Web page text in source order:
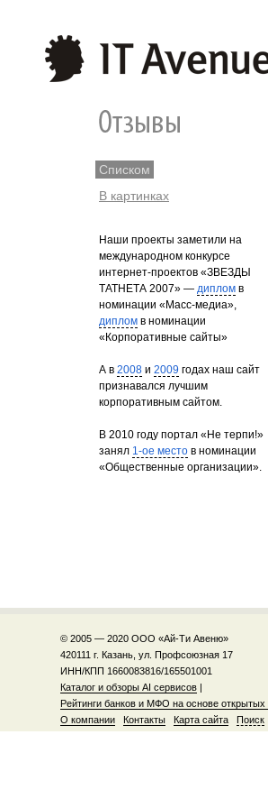
Списком
В картинках
Наши проекты заметили на
международном конкурсе
интернет-проектов «ЗВЕЗДЫ
ТАТНЕТА 2007» — диплом в
номинации «Масс-медиа»,
диплом в номинации
«Корпоративные сайты»
А в 2008 и 2009 годах наш сайт
признавался лучшим
корпоративным сайтом.
В 2010 году портал «Не терпи!»
занял 1-ое место в номинации
«Общественные организации».
© 2005 — 2020 ООО «Ай-Ти Авеню»
420111 г. Казань, ул. Профсоюзная 17
ИНН/КПП 1660083816/165501001
Каталог и обзоры AI сервисов |
Рейтинги банков и МФО на основе
О компании
Контакты Карта сайта Поиск